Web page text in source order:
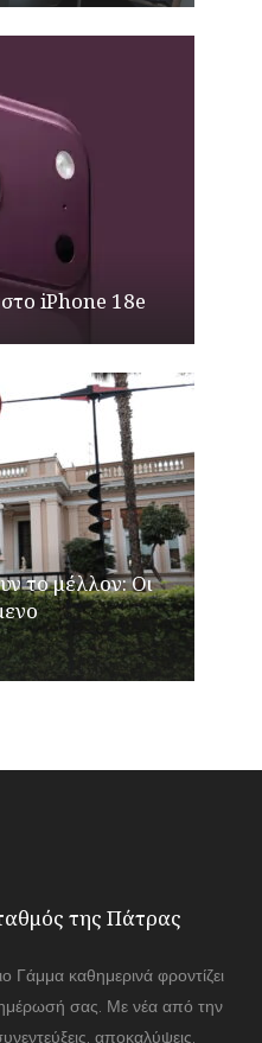
iPhone 18e
το μέλλον: Οι
της Πάτρας
καθημερινά φροντίζει
σας. Με νέα από την
αποκαλύψεις.